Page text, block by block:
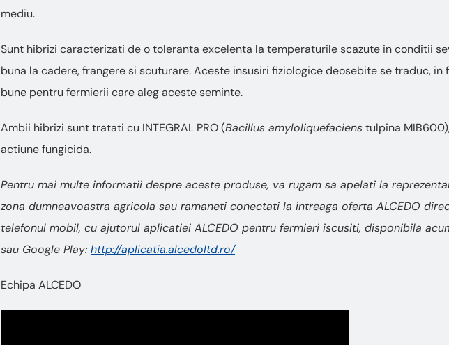
mediu.
Sunt hibrizi caracterizati de o toleranta excelenta la temperaturile scazute in conditii
buna la cadere, frangere si scuturare. Aceste insusiri fiziologice deosebite se traduc, in
bune pentru fermierii care aleg aceste seminte.
Ambii hibrizi sunt tratati cu INTEGRAL PRO (Bacillus amyloliquefacienstulpina
actiune fungicida.
Pentru mai multe informatii despre aceste produse, va rugam sa apelati la
zona dumneavoastra agricola sau ramaneti conectati la intreaga oferta ALCEDO
telefonul mobil, cu ajutorul aplicatiei ALCEDO pentru fermieri iscusiti, disponibila
sau Google Play: http://aplicatia.alcedoltd.ro/
Echipa ALCEDO